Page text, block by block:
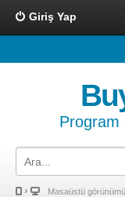
Giriş Yap
Program
Masaüstü görünümü